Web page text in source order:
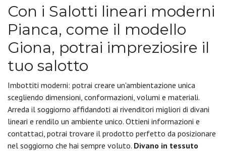
Con i Salotti lineari moderni
Pianca, come il modello
Giona, potrai impreziosire il
tuo salotto
Imbottiti moderni: potrai creare un'ambientazione unica
scegliendo dimensioni, conformazioni, volumi e materiali.
Arreda il soggiorno affidandoti ai rivenditori migliori di divani
lineari e rendilo un ambiente unico. Ottieni informazioni e
contattaci, potrai trovare il prodotto perfetto da posizionare
nel soggiorno che hai sempre voluto. Divano in tessuto